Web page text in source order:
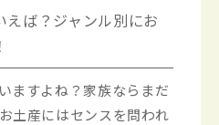
ば？ジャンル別にお
ますよね？家族ならまだ
土産にはセンスを問われ